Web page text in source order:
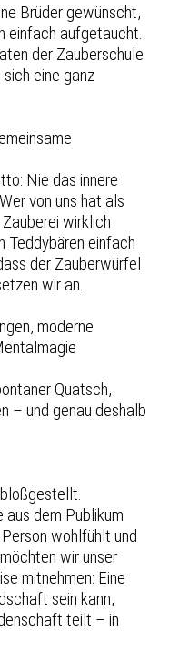
Brüder gewünscht,
einfach aufgetaucht.
der Zauberschule
eine ganz
Nie das innere
von uns hat als
wirklich
Teddybären einfach
der Zauberwürfel
wir an.
moderne
Quatsch,
– und genau deshalb
dem Publikum
wohlfühlt und
wir unser
mitnehmen: Eine
sein kann,
teilt – in